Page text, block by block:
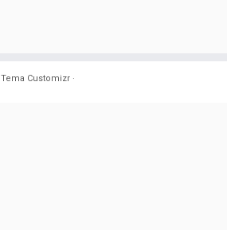
Tema Customizr ·